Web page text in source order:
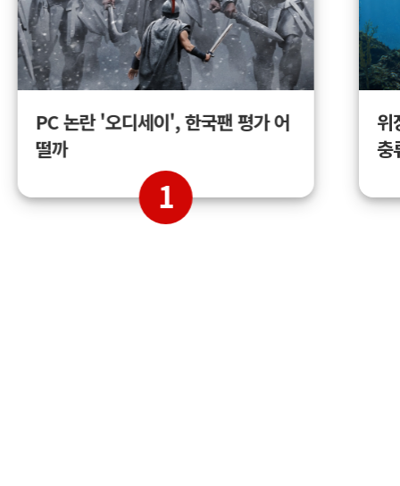
PC 논란 '오디세이', 한국팬 평가 어
떨까
1
위
충